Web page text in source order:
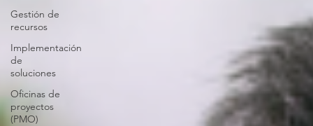
Gestión de
recursos
Implementación
de
soluciones
Oficinas de
proyectos
(PMO)